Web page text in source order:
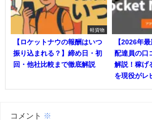
軽貨物
【ロケットナウの報酬はいつ
振り込まれる？】締め日・初
回・他社比較まで徹底解説
【2026年
配達員の口
解説！稼げ
を現役がレ
コメント ※